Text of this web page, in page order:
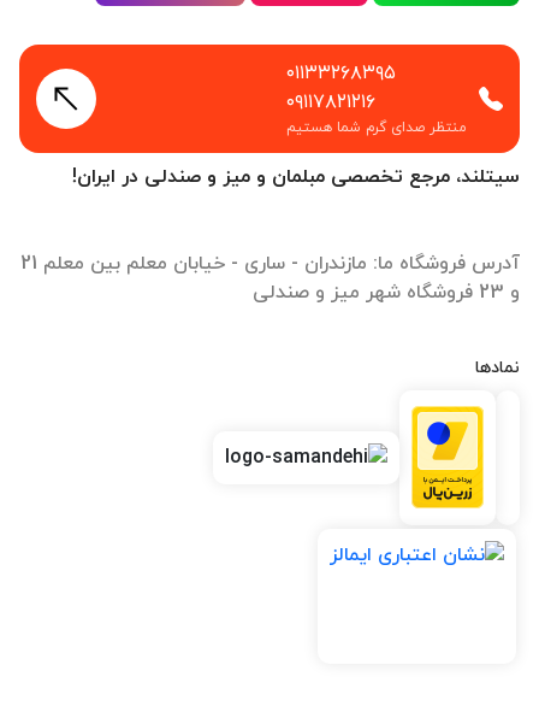
سیتلند، مرجع تخصصی مبلمان و میز و صندلی در ایران!
آدرس فروشگاه ما: مازندران - ساری - خیابان معلم بین معلم 21
و 23 فروشگاه شهر میز و صندلی
نمادها
۰۱۱۳۳۲۶۸۳۹۵
۰۹۱۱۷۸۲۱۲۱۶
منتظر صدای گرم شما هستیم